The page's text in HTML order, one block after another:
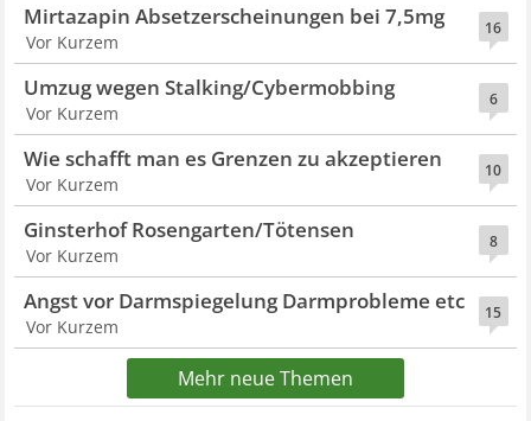
16
Mirtazapin Absetzerscheinungen bei 7,5mg
Vor Kurzem
6
Umzug wegen Stalking/Cybermobbing
Vor Kurzem
10
Wie schafft man es Grenzen zu akzeptieren
Vor Kurzem
8
Ginsterhof Rosengarten/Tötensen
Vor Kurzem
15
Angst vor Darmspiegelung Darmprobleme etc
Vor Kurzem
Mehr neue Themen